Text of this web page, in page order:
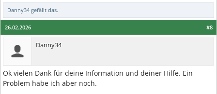
Danny34 gefällt das.
#8
26.02.2026
Danny34
Ok vielen Dank für deine Information und deiner Hilfe. Ein
Problem habe ich aber noch.